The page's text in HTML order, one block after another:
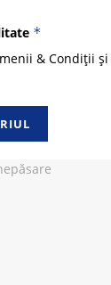
*
& Condiții și